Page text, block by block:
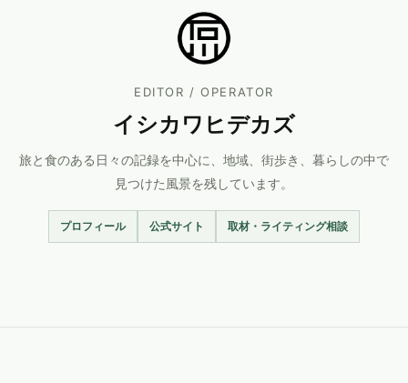
EDITOR / OPERATOR
イシカワヒデカズ
旅と食のある日々の記録を中心に、地域、街歩き、暮らしの中で
見つけた風景を残しています。
プロフィール 公式サイト 取材・ライティング相談